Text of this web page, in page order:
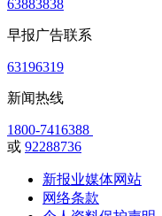
63883838
早报广告联系
63196319
新闻热线
1800-7416388
或 92288736
新报业媒体网站
网络条款